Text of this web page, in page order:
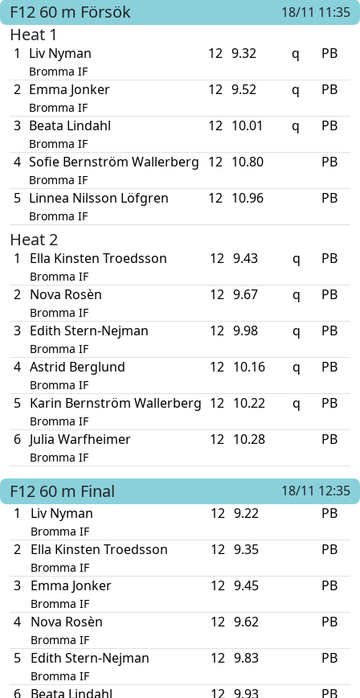
F12 60 m Försök 18/11 11:35
Heat 1
1 Liv Nyman
Bromma IF
12 9.32 q PB
2 Emma Jonker
Bromma IF
12 9.52 q PB
3 Beata Lindahl
Bromma IF
12 10.01 q PB
4 Sofie Bernström Wallerberg
Bromma IF
12 10.80 PB
5 Linnea Nilsson Löfgren
Bromma IF
12 10.96 PB
Heat 2
1 Ella Kinsten Troedsson
Bromma IF
12 9.43 q PB
2 Nova Rosèn
Bromma IF
12 9.67 q PB
3 Edith Stern-Nejman
Bromma IF
12 9.98 q PB
4 Astrid Berglund
Bromma IF
12 10.16 q PB
5 Karin Bernström Wallerberg
Bromma IF
12 10.22 q PB
6 Julia Warfheimer
Bromma IF
12 10.28 PB
F12 60 m Final
18/11 12:35
1
Liv Nyman
Bromma IF
12 9.22 PB
2 Ella Kinsten Troedsson
Bromma IF
12 9.35 PB
3 Emma Jonker
Bromma IF
12 9.45 PB
4 Nova Rosèn
Bromma IF
12 9.62 PB
5 Edith Stern-Nejman
Bromma IF
12 9.83 PB
6 Beata Lindahl 12 9.93 PB